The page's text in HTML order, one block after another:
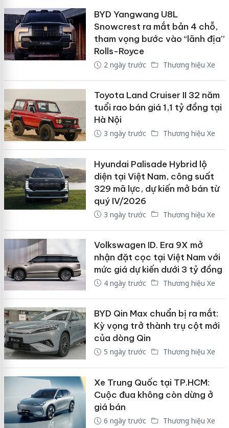
BYD Yangwang U8L
Snowcrest ra mắt bản 4 chỗ,
tham vọng bước vào “lãnh địa”
Rolls-Royce
2 ngày trước Thương hiệu Xe
Toyota Land Cruiser II 32 năm
tuổi rao bán giá 1,1 tỷ đồng tại
Hà Nội
3 ngày trước Thương hiệu Xe
Hyundai Palisade Hybrid lộ
diện tại Việt Nam, công suất
329 mã lực, dự kiến mở bán từ
quý IV/2026
3 ngày trước Thương hiệu Xe
Volkswagen ID. Era 9X mở
nhận đặt cọc tại Việt Nam với
mức giá dự kiến dưới 3 tỷ đồng
4 ngày trước Thương hiệu Xe
BYD Qin Max chuẩn bị ra mắt:
Kỳ vọng trở thành trụ cột mới
của dòng Qin
5 ngày trước Thương hiệu Xe
Xe Trung Quốc tại TP.HCM:
Cuộc đua không còn dừng ở
giá bán
6 ngày trước Thương hiệu Xe